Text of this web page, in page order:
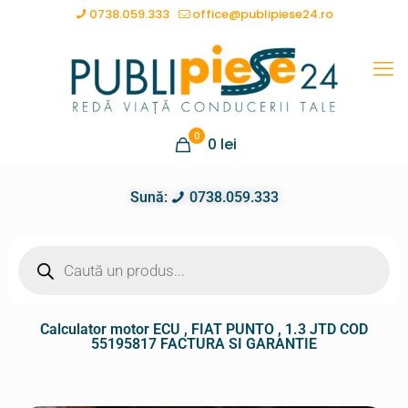
0738.059.333 office@publipiese24.ro
0 0 lei
Sună: 0738.059.333
Calculator motor ECU , FIAT PUNTO , 1.3 JTD COD
55195817 FACTURA SI GARANTIE